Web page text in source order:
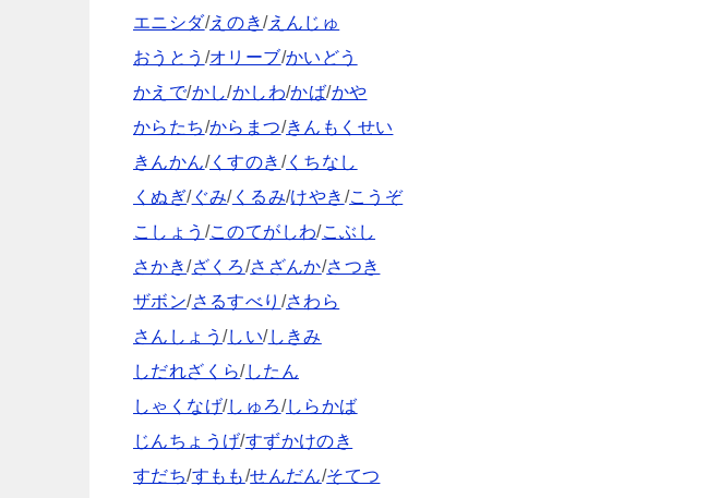
エニシダ/えのき/えんじゅ
おうとう /オリーブ/かいどう
かえで/かし/かしわ/かば/かや
からたち/からまつ/きんもくせい
きんかん/くすのき /くちなし
くぬぎ/ぐみ/くるみ/けやき /こうぞ
こしょう /このてがしわ/こぶし
さかき/ざくろ/さざんか/さつき
ザボン/さるすべり /さわら
さんしょう /しい/しきみ
しだれざくら/したん
しゃくなげ/しゅろ/しらかば
じんちょうげ/すずかけのき
すだち/すもも/せんだん/そてつ